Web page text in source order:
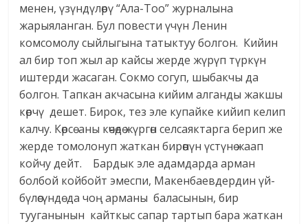
менен, үзүндүлөрү “Ала-Тоо” журналына
жарыяланган. Бул повести үчүн Ленин
комсомолу сыйлыгына татыктуу болгон. Кийин
ал бир топ жыл ар кайсы жерде жүрүп түркүн
иштерди жасаган. Сокмо согуп, шыбакчы да
болгон. Тапкан акчасына кийим алганды жакшы
көрчү дешет. Бирок, тез эле купайке кийип келип
калчу. Көрсө аны көчөдө жүргөн селсаяктарга берип же
жерде томолонуп жаткан бирөөнүн үстүнө жаап
койчу дейт. Бардык эле адамдарда арман
болбой койбойт эмеспи, Макенбаевдердин үй-
бүлөсүндө да чоң арманы баласынын, бир
тууганынын кайткыс сапар тартып бара жаткан